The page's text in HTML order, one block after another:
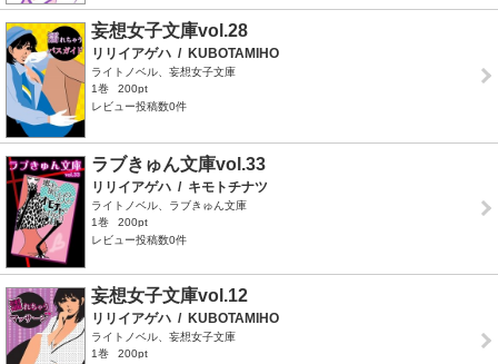
妄想女子文庫vol.28
リリイアゲハ / KUBOTAMIHO
ライトノベル、妄想女子文庫
1巻
200pt
レビュー投稿数0件
ラブきゅん文庫vol.33
リリイアゲハ / キモトチナツ
ライトノベル、ラブきゅん文庫
1巻
200pt
レビュー投稿数0件
妄想女子文庫vol.12
リリイアゲハ / KUBOTAMIHO
ライトノベル、妄想女子文庫
1巻
200pt